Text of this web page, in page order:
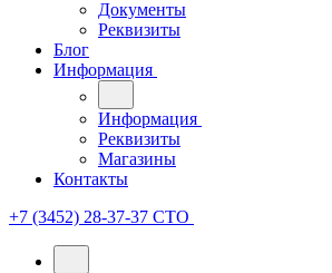
Документы
Реквизиты
Блог
Информация
Информация
Реквизиты
Магазины
Контакты
+7 (3452) 28-37-37 СТО